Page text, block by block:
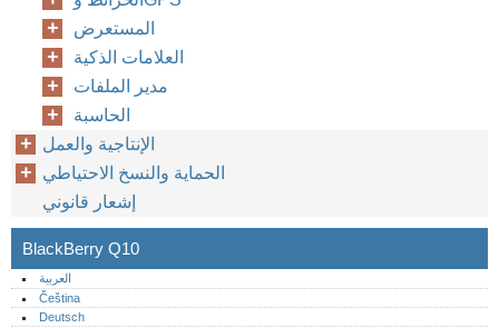
المستعرض
العلامات الذكية
مدير الملفات
الحاسبة
الإنتاجية والعمل
الحماية والنسخ الاحتياطي
إشعار قانوني
BlackBerry Q10
العربية
Čeština
Deutsch